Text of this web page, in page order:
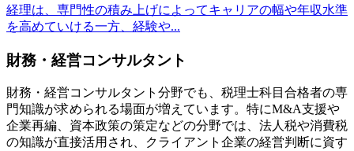
経理は、専門性の積み上げによってキャリアの幅や年収水準
を高めていける一方、経験や...
財務・経営コンサルタント
財務・経営コンサルタント分野でも、税理士科目合格者の専
門知識が求められる場面が増えています。特にM&A支援や
企業再編、資本政策の策定などの分野では、法人税や消費税
の知識が直接活用され、クライアント企業の経営判断に資す